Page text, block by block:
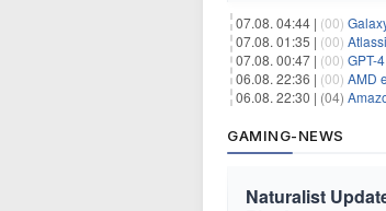
07.08. 04:44 | (00)
07.08. 01:35 | (00)
07.08. 00:47 | (00) GPT-
06.08. 22:36 | (00) AMD
06.08. 22:30 | (04)
GAMING-NEWS
Naturalist